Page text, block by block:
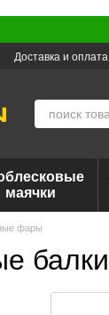
Доставка и оплата
маячки
фары
балки